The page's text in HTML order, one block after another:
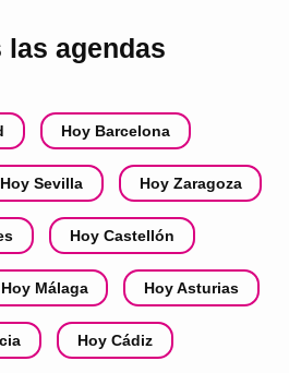
las agendas
Hoy Barcelona
Hoy Sevilla Hoy Zaragoza
Hoy Castellón
Hoy Málaga Hoy Asturias
Hoy Cádiz